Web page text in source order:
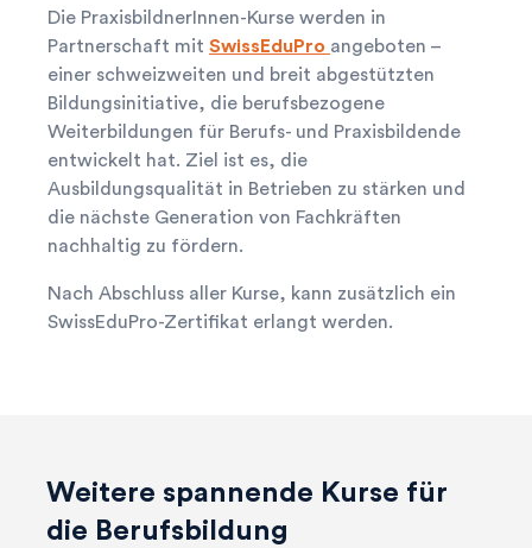
Die PraxisbildnerInnen-Kurse werden in
Partnerschaft mit SwissEduPro angeboten –
einer schweizweiten und breit abgestützten
Bildungsinitiative, die berufsbezogene
Weiterbildungen für Berufs- und Praxisbildende
entwickelt hat. Ziel ist es, die
Ausbildungsqualität in Betrieben zu stärken und
die nächste Generation von Fachkräften
nachhaltig zu fördern.
Nach Abschluss aller Kurse, kann zusätzlich ein
SwissEduPro-Zertifikat erlangt werden.
Weitere spannende Kurse für
die Berufsbildung

Herausfinden, was zu Ihnen passt! Tooly
hilft!